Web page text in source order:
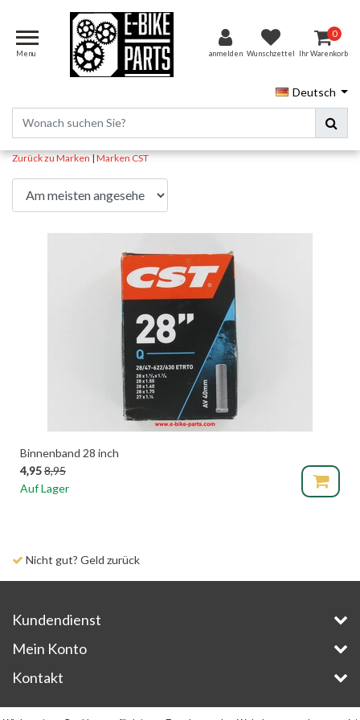
Menu anmelden Wunschzettel
0
Ihr Warenkorb
Deutsch
Zurück zu Marken|MarkenCST
Binnenband 28 inch
4,958,95
Auf Lager
Nicht gut? Geld zurück
Kundendienst
Mein Konto
Kontakt